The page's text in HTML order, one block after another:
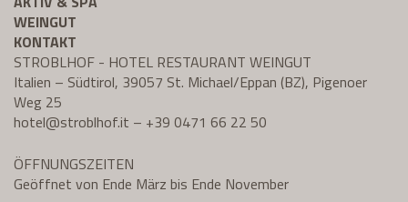
WEINGUT
KONTAKT
STROBLHOF - HOTEL RESTAURANT WEINGUT
Italien – Südtirol, 39057 St. Michael/Eppan (BZ), Pigenoer
Weg 25
hotel@stroblhof.it – +39 0471 66 22 50
ÖFFNUNGSZEITEN
Geöffnet von Ende März bis Ende November